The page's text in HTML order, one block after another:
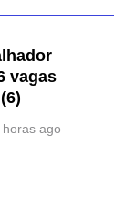
vagas
horas ago